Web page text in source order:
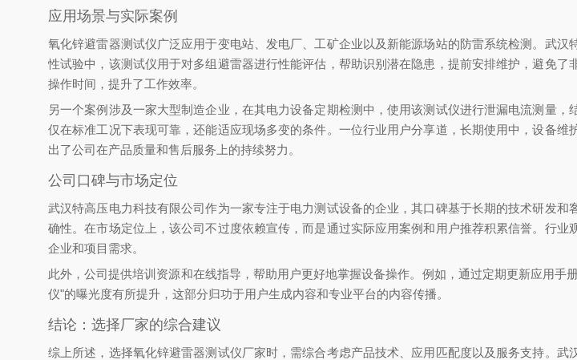
应用场景与实际案例
氧化锌避雷器测试仪广泛应用于变电站、发电厂、工矿企业以及新能源场站的防雷系统检测。武
性试验中，该测试仪用于对多组避雷器进行性能评估，帮助识别潜在隐患，提前安排维护，避免
操作时间，提升了工作效率。
另一个案例涉及一家大型制造企业，在其电力设备定期检测中，使用该测试仪进行泄漏电流测量
仅在标准工况下表现可靠，还能适应现场多变的条件。一位行业用户分享道，长期使用中，设备
出了公司在产品质量和售后服务上的持续努力。
公司口碑与市场定位
武汉特高压电力科技有限公司作为一家专注于电力测试设备的企业，其口碑基于长期的技术研发
确性。在市场定位上，该公司不过度依赖宣传，而是通过实际应用案例和用户推荐积累信誉。行
企业和项目需求。
此外，公司提供培训资源和在线指导，帮助用户更好地掌握设备操作。例如，通过定期更新应用
仪"的曝光度有所提升，这部分归功于用户生成内容和专业平台的内容传播。
结论：选择厂家的综合建议
综上所述，选择氧化锌避雷器测试仪厂家时，需综合考虑产品技术、应用匹配度以及服务支持。